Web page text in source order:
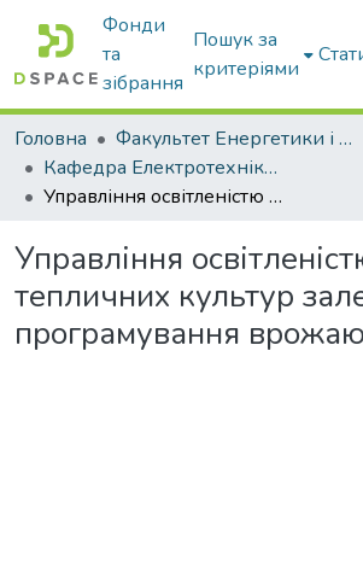
Фонди
та
зібрання
Пошук за
критеріями
Головна
Факультет Енергетики і комп'ютерних технологій
Кафедра Електротехніки і електромеханіки ім. проф. В.В. Овчарова
Управління освітленістю тепличних культур залежно від програмування врожаю
Управління
тепличних культур
програмування врожаю